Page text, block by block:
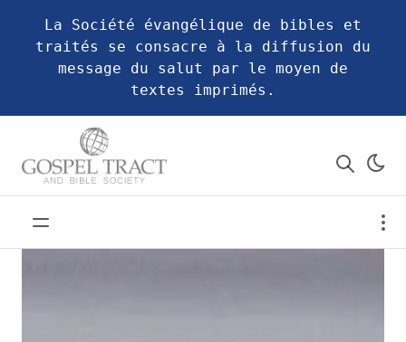
La Société évangélique de bibles et
traités se consacre à la diffusion du
message du salut par le moyen de
textes imprimés.